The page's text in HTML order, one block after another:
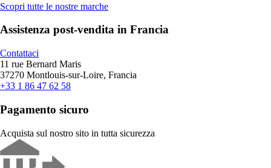
Scopri tutte le nostre marche
Assistenza post-vendita in Francia
Contattaci
11 rue Bernard Maris
37270 Montlouis-sur-Loire, Francia
+33 1 86 47 62 58
Pagamento sicuro
Acquista sul nostro sito in tutta sicurezza